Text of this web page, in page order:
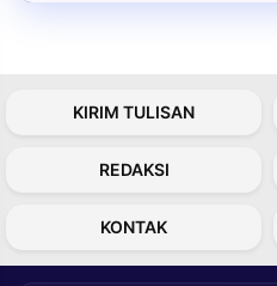
KIRIM TULISAN
REDAKSI
KONTAK